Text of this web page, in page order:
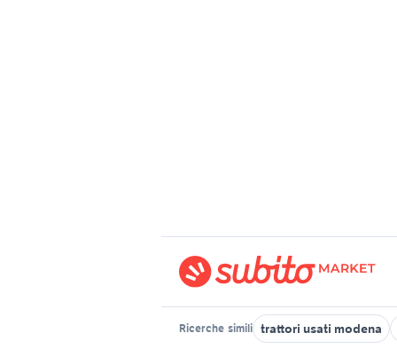
Ricerche simili trattori usati modena